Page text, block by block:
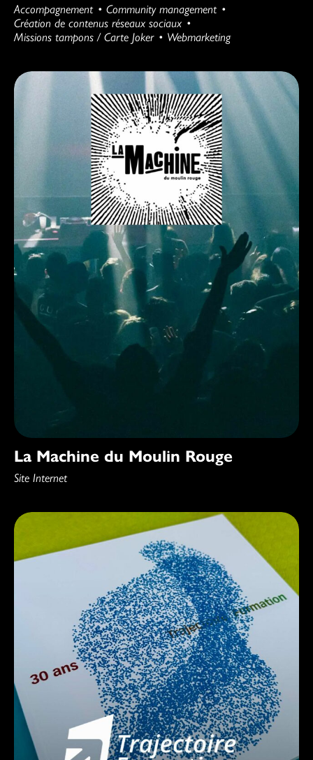
Accompagnement
Community management
Création de contenus réseaux sociaux
Missions tampons / Carte Joker
Webmarketing
La Machine du Moulin Rouge
Site Internet